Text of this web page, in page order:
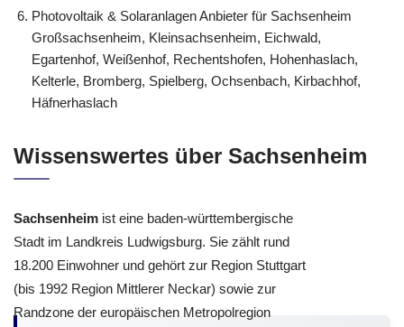
Photovoltaik & Solaranlagen Anbieter für Sachsenheim
Großsachsenheim, Kleinsachsenheim, Eichwald,
Egartenhof, Weißenhof, Rechentshofen, Hohenhaslach,
Kelterle, Bromberg, Spielberg, Ochsenbach, Kirbachhof,
Häfnerhaslach
Wissenswertes über Sachsenheim
Sachsenheim ist eine baden-württembergische
Stadt im Landkreis Ludwigsburg. Sie zählt rund
18.200 Einwohner und gehört zur Region Stuttgart
(bis 1992 Region Mittlerer Neckar) sowie zur
Randzone der europäischen Metropolregion